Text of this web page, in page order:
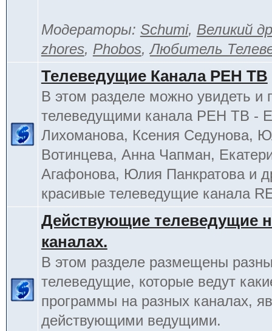
Модераторы: Schumi, Великий
zhores, Phobos,Любитель
Телеведущие Канала РЕН ТВ
В этом разделе можно увидеть и
телеведущими канала РЕН ТВ -
Лихоманова, Ксения Седунова,
Вотинцева, Анна Чапман,
Агафонова, Юлия Панкратова и
красивые телеведущие канала
Действующие телеведущие
каналах.
В этом разделе размещены
телеведущие, которые ведут
программы на разных каналах,
действующими ведущими.